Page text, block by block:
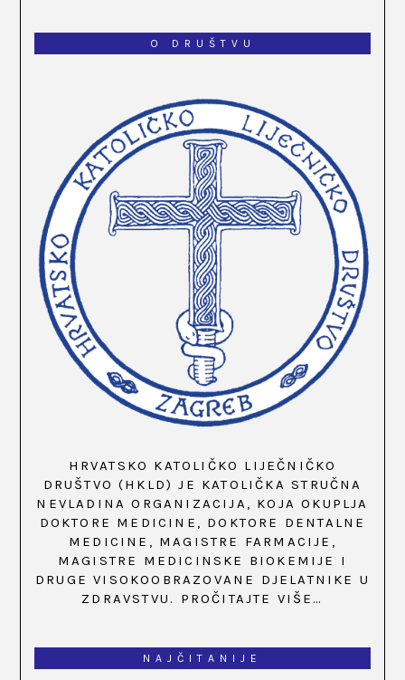
O DRUŠTVU
HRVATSKO KATOLIČKO LIJEČNIČKO
DRUŠTVO (HKLD) JE KATOLIČKA STRUČNA
NEVLADINA ORGANIZACIJA, KOJA OKUPLJA
DOKTORE MEDICINE, DOKTORE DENTALNE
MEDICINE, MAGISTRE FARMACIJE,
MAGISTRE MEDICINSKE BIOKEMIJE I
DRUGE VISOKOOBRAZOVANE DJELATNIKE U
ZDRAVSTVU. PROČITAJTE VIŠE…
NAJČITANIJE